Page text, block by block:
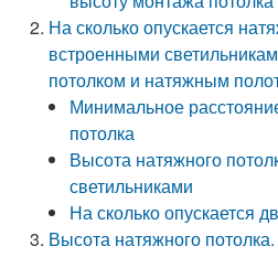
На сколько опускается
встроенными
потолком и натяжным
Минимальное
потолка
Высота натяжного
светильниками
На сколько опускается
Высота натяжного